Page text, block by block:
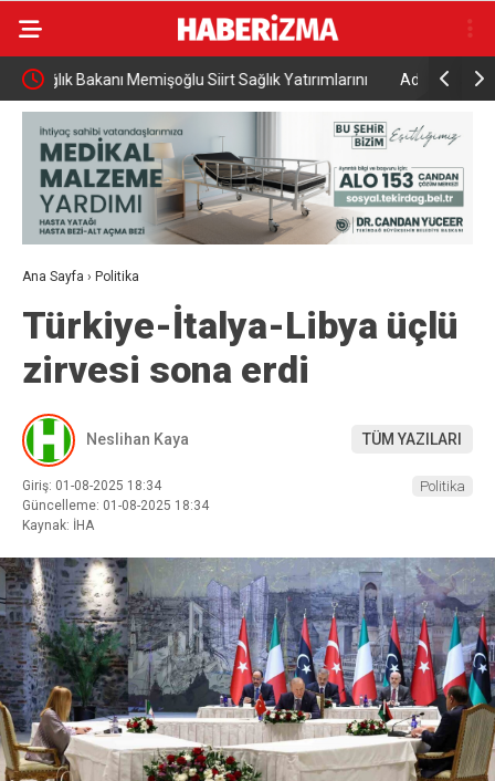
Adalet Bakanı Gürlek, Uğur Mumcu’nun ailesiyle
görüştü
Ticaret
Ana Sayfa › Politika
Türkiye-İtalya-Libya üçlü
zirvesi sona erdi
Neslihan Kaya TÜM YAZILARI
Giriş: 01-08-2025 18:34
Güncelleme: 01-08-2025 18:34
Kaynak: İHA
Politika